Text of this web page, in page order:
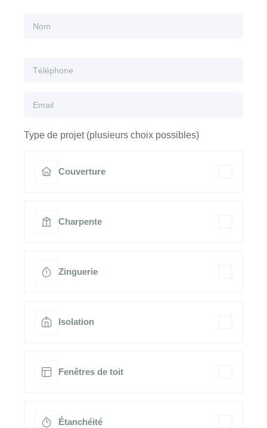
Type de projet (plusieurs choix possibles)
Couverture
Charpente
Zinguerie
Isolation
Fenêtres de toit
Étanchéité